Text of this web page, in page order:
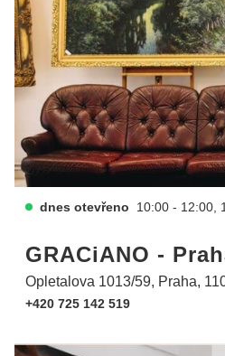
dnes otevřeno 10:00 - 12:00,
GRACiANO -
Opletalova 1013/59, Praha,
+420 725 142 519